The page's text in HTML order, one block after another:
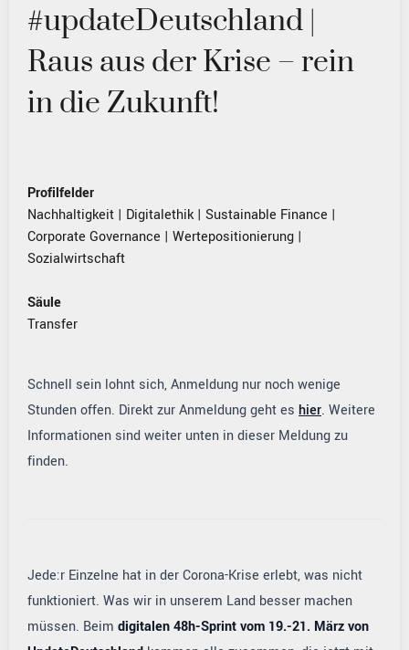
#updateDeutschland |
Raus aus der Krise – rein
in die Zukunft!
Profilfelder
Nachhaltigkeit | Digitalethik| Sustainable Finance |
Corporate Governance | Wertepositionierung |
Sozialwirtschaft
Säule
Transfer
Schnell sein lohnt sich, Anmeldung nur noch wenige
Stunden offen. Direkt zur Anmeldung geht es hier. Weitere
Informationen sind weiter unten in dieser Meldung zu
finden.
Jede:r Einzelne hat in der Corona-Krise erlebt, was nicht
funktioniert. Was wir in unserem Land besser machen
müssen. Beim digitalen 48h-Sprint vom 19.-21. März von